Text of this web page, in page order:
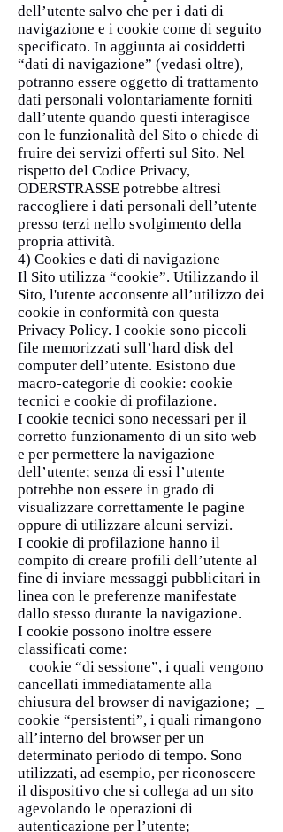
dell’utente salvo che per i dati di
navigazione e i cookie come di seguito
specificato. In aggiunta ai cosiddetti
“dati di navigazione” (vedasi oltre),
potranno essere oggetto di trattamento
dati personali volontariamente forniti
dall’utente quando questi interagisce
con le funzionalità del Sito o chiede di
fruire dei servizi offerti sul Sito. Nel
rispetto del Codice Privacy,
ODERSTRASSE potrebbe altresì
raccogliere i dati personali dell’utente
presso terzi nello svolgimento della
propria attività.
4) Cookies e dati di navigazione
Il Sito utilizza “cookie”. Utilizzando il
Sito, l'utente acconsente all’utilizzo dei
cookie in conformità con questa
Privacy Policy. I cookie sono piccoli
file memorizzati sull’hard disk del
computer dell’utente. Esistono due
macro-categorie di cookie: cookie
tecnici e cookie di profilazione.
I cookie tecnici sono necessari per il
corretto funzionamento di un sito web
e per permettere la navigazione
dell’utente; senza di essi l’utente
potrebbe non essere in grado di
visualizzare correttamente le pagine
oppure di utilizzare alcuni servizi.
I cookie di profilazione hanno il
compito di creare profili dell’utente al
fine di inviare messaggi pubblicitari in
linea con le preferenze manifestate
dallo stesso durante la navigazione.
I cookie possono inoltre essere
classificati come:
_ cookie “di sessione”, i quali vengono
cancellati immediatamente alla
chiusura del browser di navigazione; _
cookie “persistenti”, i quali rimangono
all’interno del browser per un
determinato periodo di tempo. Sono
utilizzati, ad esempio, per riconoscere
il dispositivo che si collega ad un sito
agevolando le operazioni di
autenticazione per l’utente;